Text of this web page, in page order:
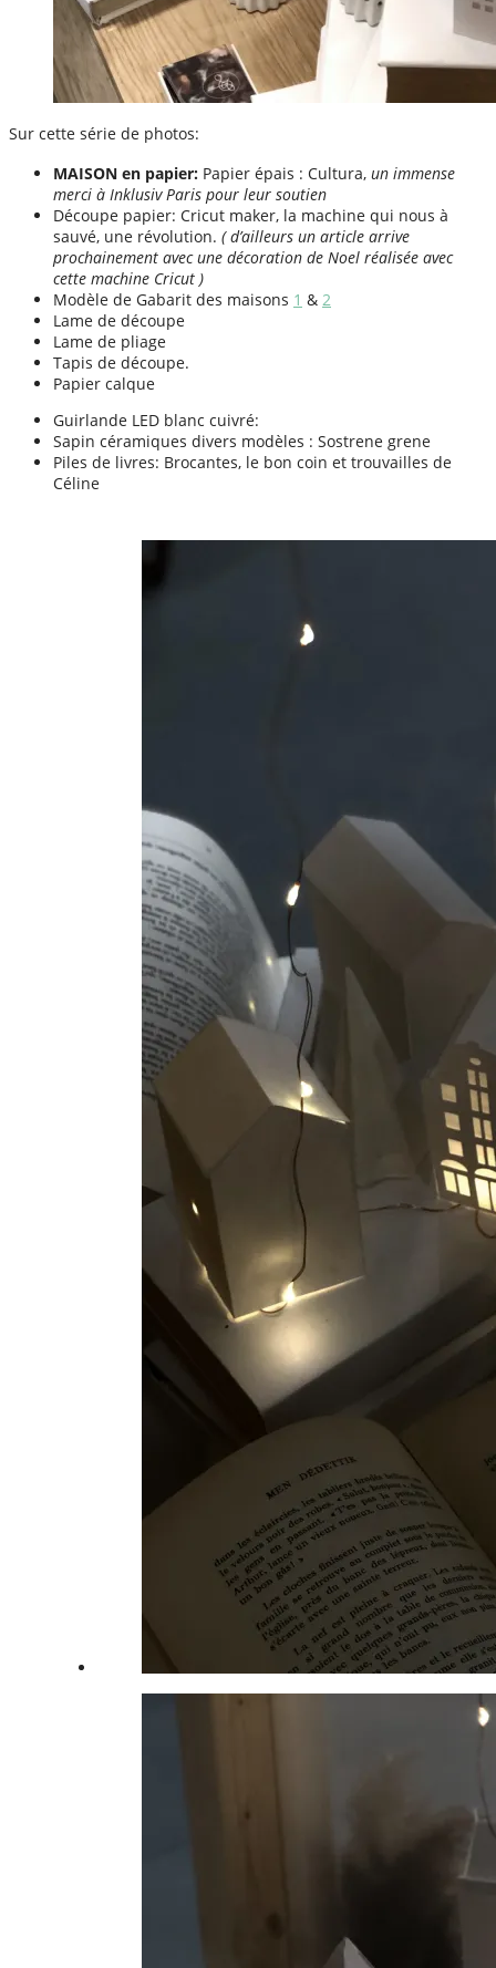
Sur cette série de photos:
MAISON en papier: Papier épais : Cultura, un immense
merci à Inklusiv Paris pour leur soutien
Découpe papier: Cricut maker, la machine qui nous à
sauvé, une révolution. ( d’ailleurs un article arrive
prochainement avec une décoration de Noel réalisée avec
cette machine Cricut )
Modèle de Gabarit des maisons 1 & 2
Lame de découpe
Lame de pliage
Tapis de découpe.
Papier calque
Guirlande LED blanc cuivré:
Sapin céramiques divers modèles : Sostrene grene
Piles de livres: Brocantes, le bon coin et trouvailles de
Céline